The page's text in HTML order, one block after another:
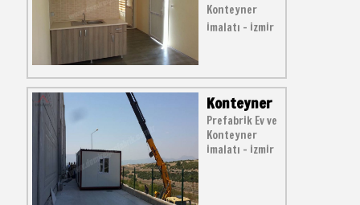
Konteyner
imalatı - izmir
Konteyner
Prefabrik Ev ve
Konteyner
imalatı - izmir